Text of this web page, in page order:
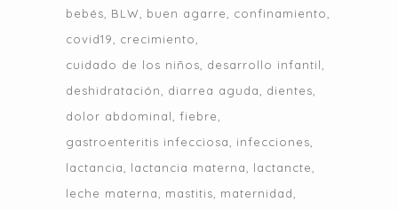
bebés
BLW buen agarre
confinamiento
covid19
crecimiento
cuidado de los niños
desarrollo infantil
deshidratación
diarrea aguda
dientes
dolor abdominal
fiebre
gastroenteritis infecciosa
infecciones
lactancia
lactancia materna
lactancte
leche materna
mastitis
maternidad